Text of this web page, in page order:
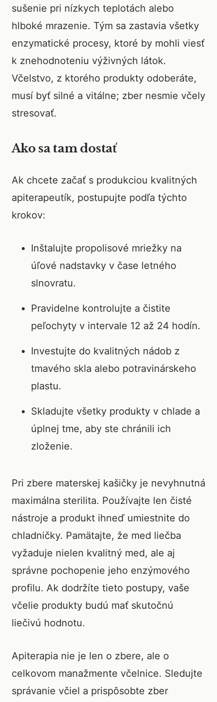
sušenie pri nízkych teplotách alebo
hlboké mrazenie. Tým sa zastavia všetky
enzymatické procesy, ktoré by mohli viesť
k znehodnoteniu výživných látok.
Včelstvo, z ktorého produkty odoberáte,
musí byť silné a vitálne; zber nesmie včely
stresovať.
Ako sa tam dostať
Ak chcete začať s produkciou kvalitných
apiterapeutík, postupujte podľa týchto
krokov:
Inštalujte propolisové mriežky na
úľové nadstavky v čase letného
slnovratu.
Pravidelne kontrolujte a čistite
peľochyty v intervale 12 až 24 hodín.
Investujte do kvalitných nádob z
tmavého skla alebo potravinárskeho
plastu.
Skladujte všetky produkty v chlade a
úplnej tme, aby ste chránili ich
zloženie.
Pri zbere materskej kašičky je nevyhnutná
maximálna sterilita. Používajte len čisté
nástroje a produkt ihneď umiestnite do
chladničky. Pamätajte, že med liečba
vyžaduje nielen kvalitný med, ale aj
správne pochopenie jeho enzýmového
profilu. Ak dodržíte tieto postupy, vaše
včelie produkty budú mať skutočnú
liečivú hodnotu.
Apiterapia nie je len o zbere, ale o
celkovom manažmente včelnice. Sledujte
správanie včiel a prispôsobte zber